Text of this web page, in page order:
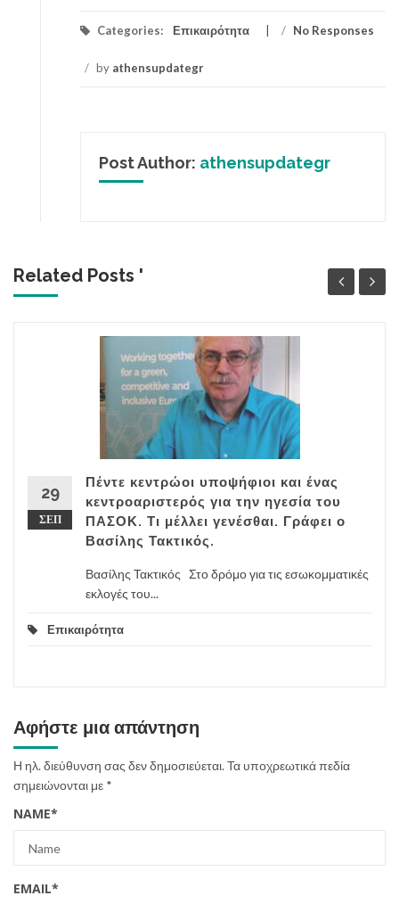
Categories: Επικαιρότητα / No Responses
/ by athensupdategr
Post Author: athensupdategr
Related Posts '
29
ΣΕΠ
Πέντε κεντρώοι υποψήφιοι και ένας
κεντροαριστερός για την ηγεσία του
ΠΑΣΟΚ. Τι μέλλει γενέσθαι. Γράφει ο
Βασίλης Τακτικός.
Βασίλης Τακτικός Στο δρόμο για τις εσωκομματικές
εκλογές του...
Επικαιρότητα
Αφήστε μια απάντηση
Η ηλ. διεύθυνση σας δεν δημοσιεύεται.Τα υποχρεωτικά πεδία
σημειώνονται με *
NAME*
EMAIL*